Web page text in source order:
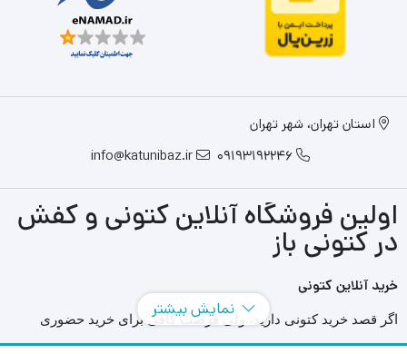
استان تهران، شهر تهران
09193192246
info@katunibaz.ir
اولین فروشگاه آنلاین کتونی و کفش
در کتونی باز
خرید آنلاین کتونی
اگر قصد خرید کتونی دارید، ولی فرصت کافی برای خرید حضوری
ندارید سایت های آنلاین به کمک شما آمده اند و می توانید با مراجعه به
نمایش بیشتر